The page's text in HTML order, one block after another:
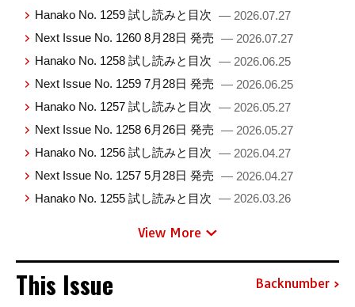
Hanako No. 1259 試し読みと目次 — 2026.07.27
Next Issue No. 1260 8月28日 発売 — 2026.07.27
Hanako No. 1258 試し読みと目次 — 2026.06.25
Next Issue No. 1259 7月28日 発売 — 2026.06.25
Hanako No. 1257 試し読みと目次 — 2026.05.27
Next Issue No. 1258 6月26日 発売 — 2026.05.27
Hanako No. 1256 試し読みと目次 — 2026.04.27
Next Issue No. 1257 5月28日 発売 — 2026.04.27
Hanako No. 1255 試し読みと目次 — 2026.03.26
View More
This Issue Backnumber